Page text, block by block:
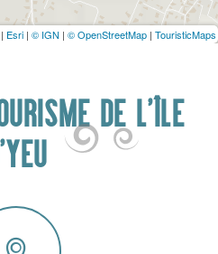
| Esri | © IGN | © OpenStreetMap | TouristicMaps
DE L'ÎLE